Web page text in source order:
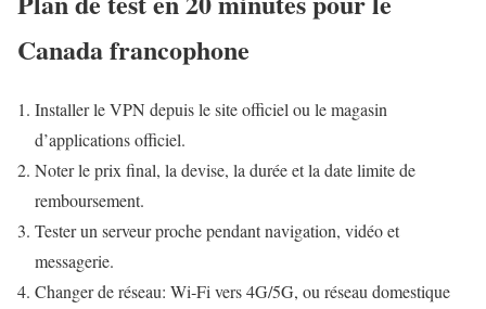
Canada francophone
Installer le VPN depuis le site officiel ou le magasin
d’applications officiel.
Noter le prix final, la devise, la durée et la date limite de
remboursement.
Tester un serveur proche pendant navigation, vidéo et
messagerie.
Changer de réseau: Wi‑Fi vers 4G/5G, ou réseau domestique